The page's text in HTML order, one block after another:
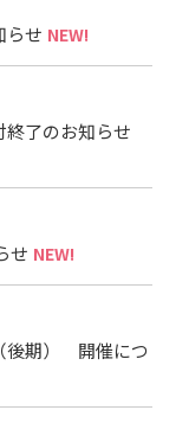
らせ NEW!
了のお知らせ
せ NEW!
後期） 開催につ